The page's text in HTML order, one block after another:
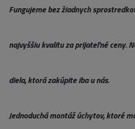
Fungujeme bez žiadnych
najvyššiu kvalitu za prijateľné ceny.
diela, ktorá zakúpite iba u nás.
Jednoduchá montáž úchytov, ktoré